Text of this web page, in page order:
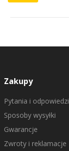
Zakupy
Pytania i odpowiedzi
Sposoby wysyłki
Gwarancje
Zwroty i reklamacje